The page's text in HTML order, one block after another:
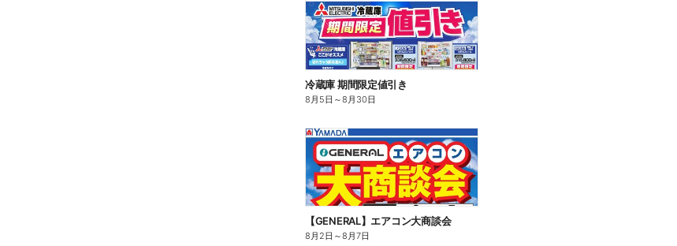
冷蔵庫 期間限定値引き
8月5日 ～8月30日
【GENERAL】エアコン大商談会
8月2日 ～8月7日